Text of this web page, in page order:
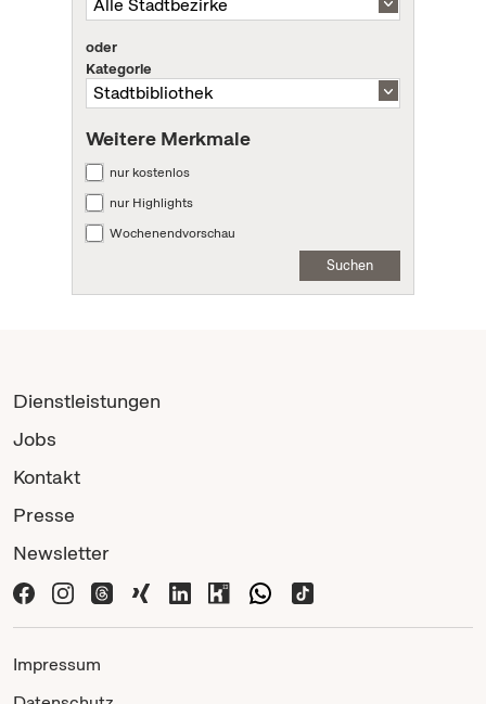
oder
Kategorie
Weitere Merkmale
nur kostenlos
nur Highlights
Wochenendvorschau
Suchen
Dienstleistungen
Jobs
Kontakt
Presse
Newsletter
Impressum